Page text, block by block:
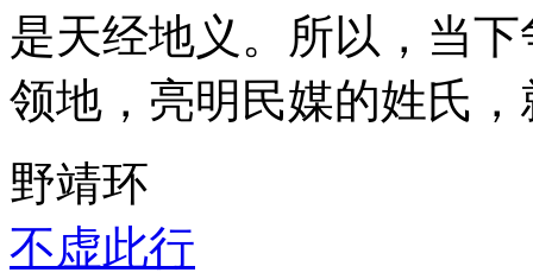
是天经地义。所以，当
领地，亮明民媒的姓氏
野靖环
不虚此行